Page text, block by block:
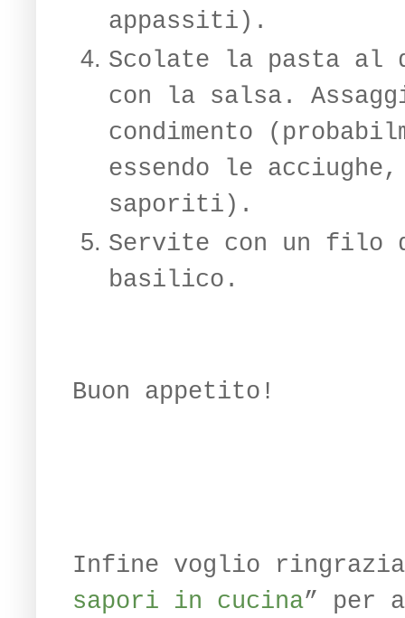
appassiti).
Scolate la pasta al
con la salsa.
condimento
essendo le
saporiti).
Servite con un filo
basilico.
Buon appetito!
Infine voglio
sapori in cucina” per